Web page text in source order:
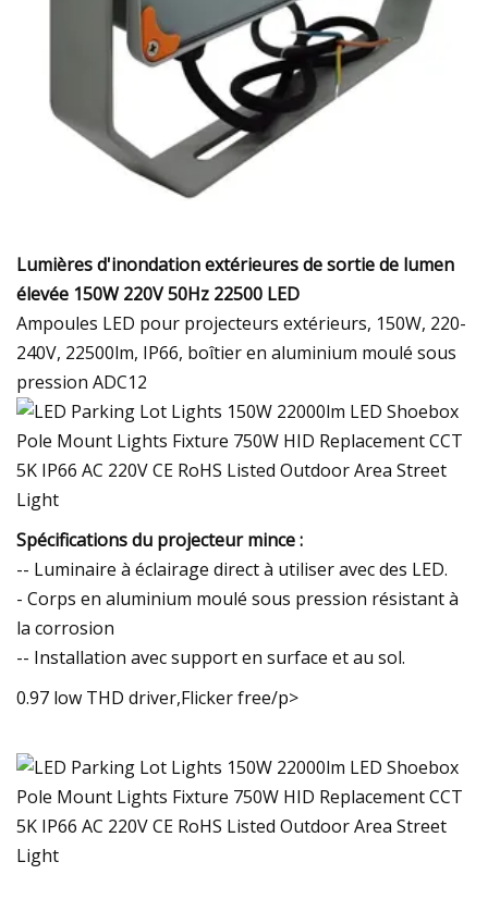
Lumières d'inondation extérieures de sortie de lumen
élevée 150W 220V 50Hz 22500 LED
Ampoules LED pour projecteurs extérieurs, 150W, 220-
240V, 22500lm, IP66, boîtier en aluminium moulé sous
pression ADC12
Spécifications du projecteur mince :
-- Luminaire à éclairage direct à utiliser avec des LED.
- Corps en aluminium moulé sous pression résistant à
la corrosion
-- Installation avec support en surface et au sol.
0.97 low THD driver,Flicker free/p>